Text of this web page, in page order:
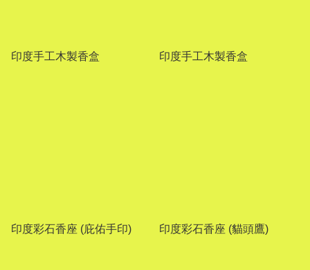
印度手工木製香盒 印度手工木製香盒
印度彩石香座 (庇佑手印) 印度彩石香座 (貓頭鷹)